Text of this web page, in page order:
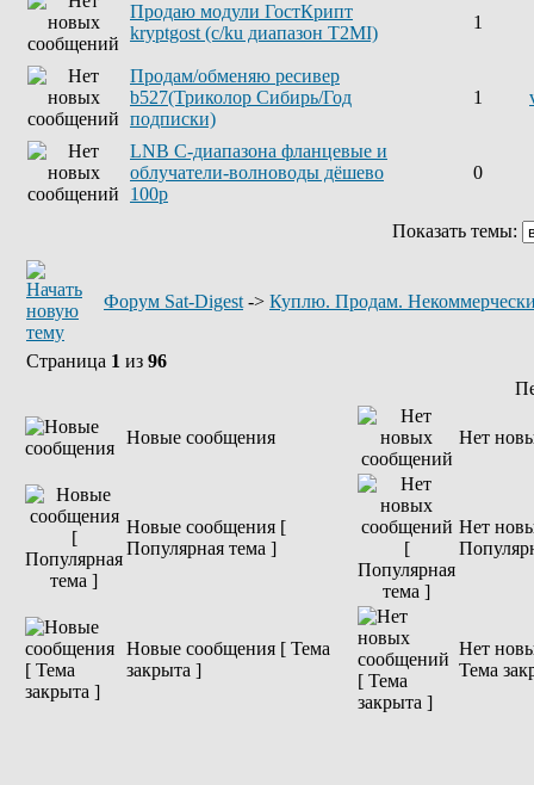
Продаю модули ГостКрипт
kryptgost (с/ku диапазон T2MI)
1
Продам/обменяю ресивер
b527(Триколор Сибирь/Год
подписки)
1
LNB C-диапазона фланцевые и
облучатели-волноводы дёшево
100р
0
Показать темы:
Форум Sat-Digest -> Куплю. Продам.
Страница 1 из 96
Новые сообщения Нет
Новые сообщения [
Популярная тема ]
Нет
Новые сообщения [ Тема
закрыта ]
Нет
Тема